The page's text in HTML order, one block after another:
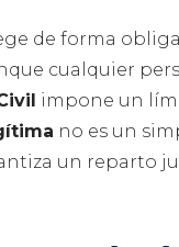
de forma
cualquier
impone un
no es un
un reparto